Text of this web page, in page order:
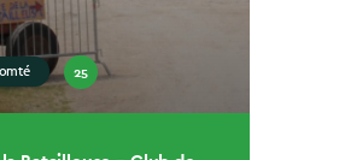
25